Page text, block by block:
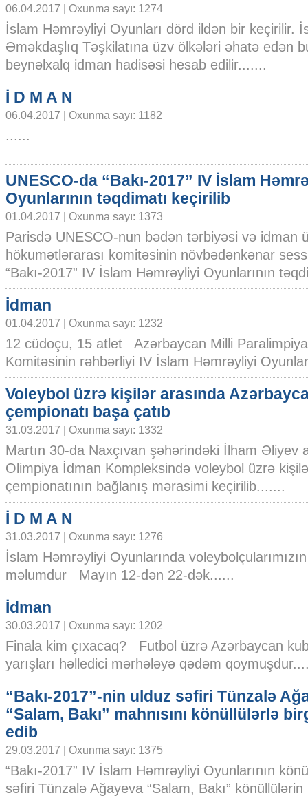
06.04.2017 | Oxunma sayı: 1274
İslam Həmrəyliyi Oyunları dörd ildən bir keçirilir.
Əməkdaşlıq Təşkilatına üzv ölkələri əhatə edən
beynəlxalq idman hadisəsi hesab edilir.......
İ D M A N
06.04.2017 | Oxunma sayı: 1182
......
UNESCO-da “Bakı-2017” IV İslam
Oyunlarının təqdimatı keçirilib
01.04.2017 | Oxunma sayı: 1373
Parisdə UNESCO-nun bədən tərbiyəsi və idman
hökumətlərarası komitəsinin növbədənkənar
“Bakı-2017” IV İslam Həmrəyliyi Oyunlarının
İdman
01.04.2017 | Oxunma sayı: 1232
12 cüdoçu, 15 atlet Azərbaycan Milli Paralimpiya
Komitəsinin rəhbərliyi IV İslam Həmrəyliyi
Voleybol üzrə kişilər arasında
çempionatı başa çatıb
31.03.2017 | Oxunma sayı: 1332
Martın 30-da Naxçıvan şəhərindəki İlham Əliyev
Olimpiya İdman Kompleksində voleybol üzrə
çempionatının bağlanış mərasimi keçirilib.......
İ D M A N
31.03.2017 | Oxunma sayı: 1276
İslam Həmrəyliyi Oyunlarında
məlumdur Mayın 12-dən 22-dək......
İdman
30.03.2017 | Oxunma sayı: 1202
Finala kim çıxacaq? Futbol üzrə Azərbaycan
yarışları həlledici mərhələyə qədəm
“Bakı-2017”-nin ulduz səfiri Tünzalə
“Salam, Bakı” mahnısını könüllülərlə
edib
29.03.2017 | Oxunma sayı: 1375
“Bakı-2017” IV İslam Həmrəyliyi Oyunlarının
səfiri Tünzalə Ağayeva “Salam, Bakı”